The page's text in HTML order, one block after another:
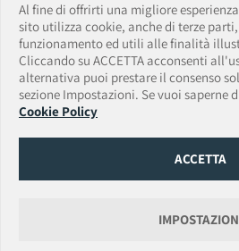
VULNERABILITY
AmTrust Assicurazioni S.p.A.
Sede Legale: Via Clerici • 14 • 20121 Milano • Italia
Tel. + 39 0283438150 • Fax + 39 0283438174
PEC: amtrust.assicurazioni@pec.it• Email:
amtrust.assicurazioni@amtrustgroup.com
Capitale Sociale € 5.500.000,00 • P.IVA e C.F.
Numero REA MI-2562338 Provvedimento
14/03/2008
Gruppo di appartenenza AmTrust Financial
Al fine di offrirti una migliore
sito utilizza cookie, anche di terze
funzionamento ed utili alle finalità
Cliccando su ACCETTA acconsenti
alternativa puoi prestare il consenso
sezione Impostazioni. Se vuoi saperne
Cookie Policy
ACCETTA